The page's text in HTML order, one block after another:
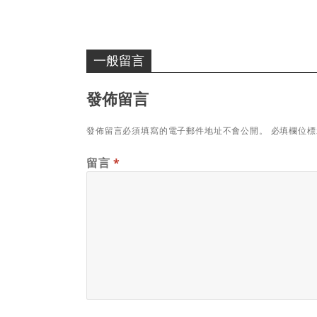
一般留言
發佈留言
發佈留言必須填寫的電子郵件地址不會公開。 必填欄位
留言 *